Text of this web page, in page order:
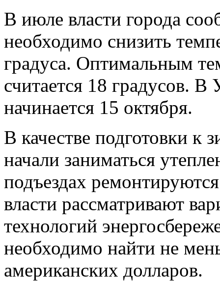
В июле власти города
необходимо снизить
градуса. Оптимальным
считается 18 градусов. В
начинается 15 октября.
В качестве подготовки
начали заниматься
подъездах
власти рассматривают
технологий
необходимо найти не
американских долларов.